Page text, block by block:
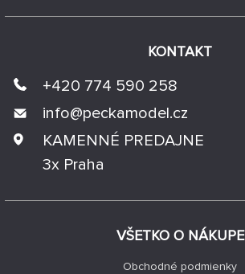
VŠETKO O NÁKUPE
Obchodné podmienky
KONTAKT
+420 774 590 258
info@peckamodel.cz
KAMENNÉ PREDAJNE
3x Praha